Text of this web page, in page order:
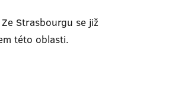
Strasbourgu se již
této oblasti.